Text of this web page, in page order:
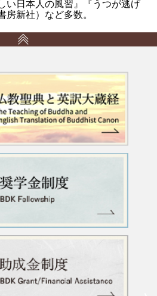
い日本人の風習』『うつが逃げ
房新社）など多数。